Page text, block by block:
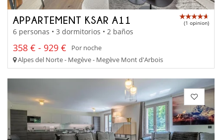
APPARTEMENT KSAR A11 (1 opinion)
6 personas • 3 dormitorios • 2 baños
358 € - 929 €
Por noche
Alpes del Norte - Megève - Megève Mont d'Arbois